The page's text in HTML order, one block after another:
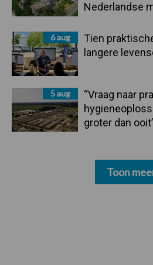
Nederlandse
6 aug
Tien
langere
5 aug
“Vraag naar
groter dan
Toon